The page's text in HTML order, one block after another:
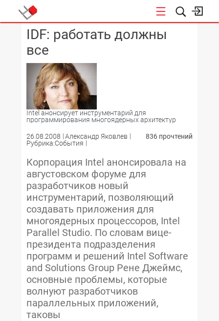
КОНФЕРЕНЦИИ
IDF: работать должны
все
Intel анонсирует инструментарий для
программирования многоядерных архитектур
26.08.2008
Александр Яковлев
Рубрика:События
836 прочтений
Корпорация Intel анонсировала на
августовском форуме для
разработчиков новый
инструментарий, позволяющий
создавать приложения для
многоядерных процессоров, Intel
Parallel Studio. По словам вице-
президента подразделения
программ и решений Intel Software
and Solutions Group Рене Джеймс,
основные проблемы, которые
волнуют разработчиков
параллельных приложений,
таковы